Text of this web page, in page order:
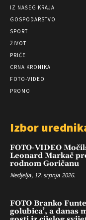
IZ NAŠEG KRAJA
GOSPODARSTVO
SPORT
ŽIVOT
PRIČE
CRNA KRONIKA
FOTO-VIDEO
PROMO
Izbor
FOTO-VIDEO
Leonard Markač
rodnom Goričanu
Nedjelja, 12. srpnja 2026.
FOTO Branko
golubica’, a danas